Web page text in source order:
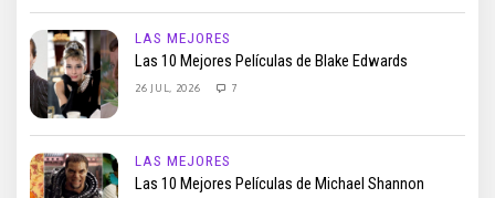
LAS MEJORES
Las 10 Mejores Películas de Blake Edwards
26 JUL, 2026 7
LAS MEJORES
Las 10 Mejores Películas de Michael Shannon